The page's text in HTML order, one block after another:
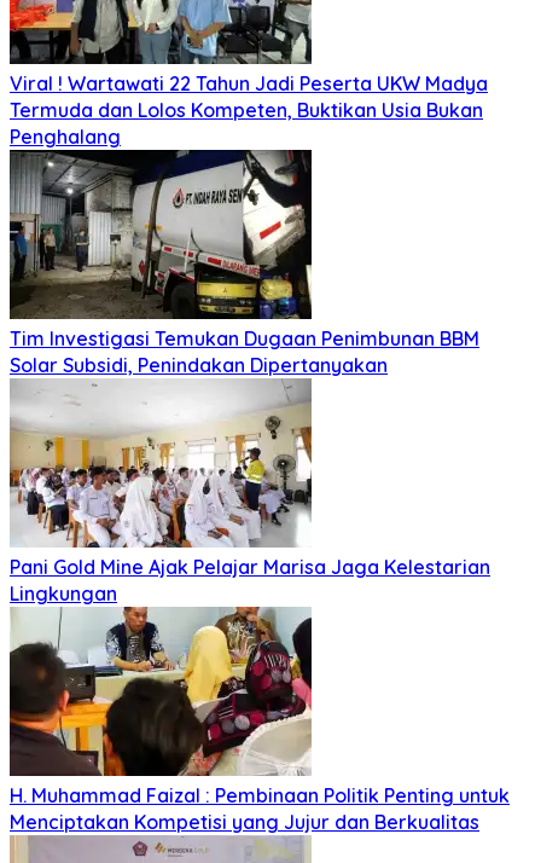
Viral ! Wartawati 22 Tahun Jadi Peserta UKW Madya
Termuda dan Lolos Kompeten, Buktikan Usia Bukan
Penghalang
Tim Investigasi Temukan Dugaan Penimbunan BBM
Solar Subsidi, Penindakan Dipertanyakan
Pani Gold Mine Ajak Pelajar Marisa Jaga Kelestarian
Lingkungan
H. Muhammad Faizal : Pembinaan Politik Penting untuk
Menciptakan Kompetisi yang Jujur dan Berkualitas